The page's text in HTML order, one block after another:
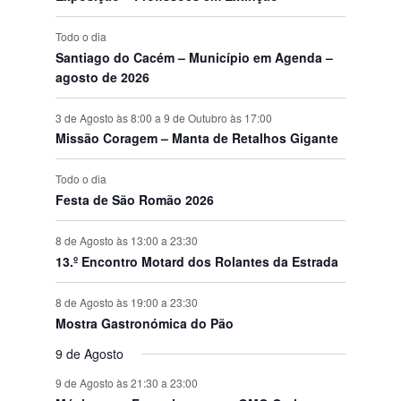
s
Todo o dia
Santiago do Cacém – Município em Agenda –
agosto de 2026
3 de Agosto às 8:00 a 9 de Outubro às 17:00
Missão Coragem – Manta de Retalhos Gigante
Todo o dia
Festa de São Romão 2026
8 de Agosto às 13:00 a 23:30
13.º Encontro Motard dos Rolantes da Estrada
8 de Agosto às 19:00 a 23:30
Mostra Gastronómica do Pão
9 de Agosto
9 de Agosto às 21:30 a 23:00